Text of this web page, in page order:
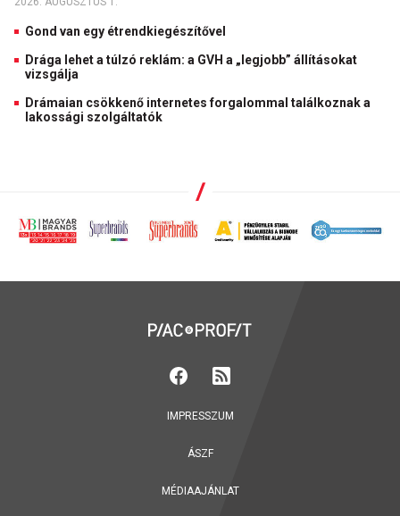
Gond van egy étrendkiegészítővel
Drága lehet a túlzó reklám: a GVH a „legjobb” állításokat
vizsgálja
Drámaian csökkenő internetes forgalommal találkoznak a
lakossági szolgáltatók
IMPRESSZUM
ÁSZF
MÉDIAAJÁNLAT